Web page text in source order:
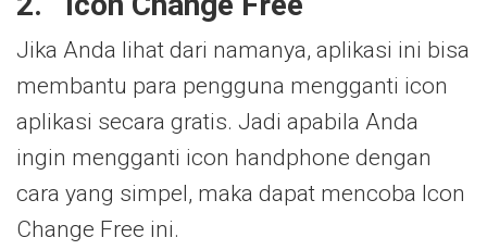
Jika Anda lihat dari namanya, aplikasi ini bisa
membantu para pengguna mengganti icon
aplikasi secara gratis. Jadi apabila Anda
ingin mengganti icon handphone dengan
cara yang simpel, maka dapat mencoba Icon
Change Free ini.